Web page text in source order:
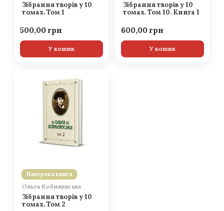
Зібрання творів у 10
томах. Том 1
500,00
У кошик
Зібрання творів у 10
томах. Том 10. Книга 1
600,00
У кошик
Паперова книга
Ольга Кобилянська
Зібрання творів у 10
томах. Том 2